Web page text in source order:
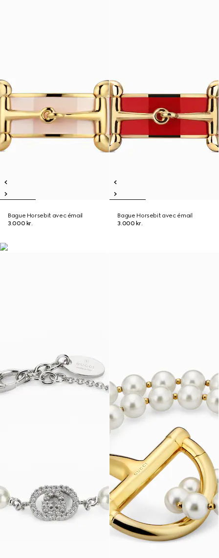
Bague Horsebit avec émail
3.000 kr.
Bague Horsebit avec émail
3.000 kr.